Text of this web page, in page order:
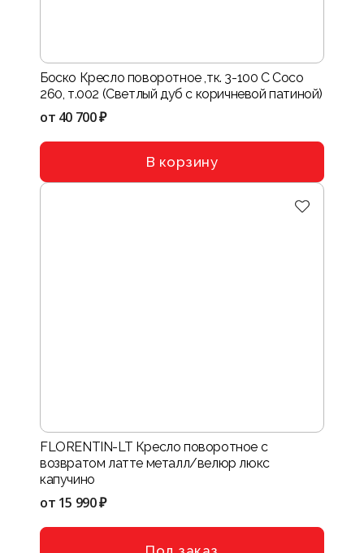
Боско Кресло поворотное ,тк. 3-100 C Coco
260, т.002 (Светлый дуб с коричневой патиной)
от 40 700 ₽
В корзину
FLORENTIN-LT Кресло поворотное с
возвратом латте металл/велюр люкс
капучино
от 15 990 ₽